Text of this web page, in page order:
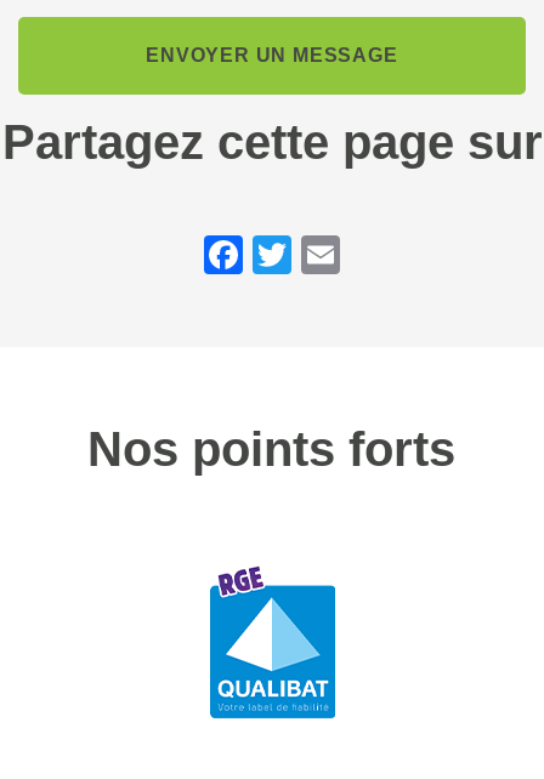
ENVOYER UN MESSAGE
Partagez cette page sur
Facebook
Twitter
Nos points forts